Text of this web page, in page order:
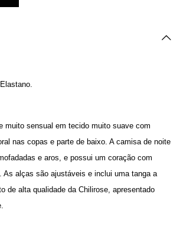
muito sensual em tecido muito suave com
nas copas e parte de baixo. A camisa de noite
e aros, e possui um coração com
As alças são ajustáveis e inclui uma tanga a
de alta qualidade da Chilirose, apresentado